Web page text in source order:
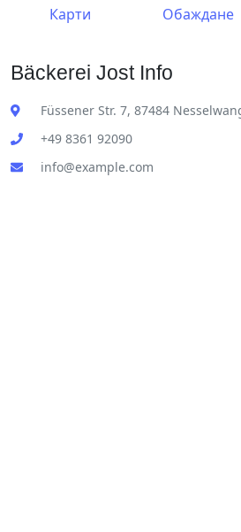
Карти Обаждане
Bäckerei Jost Info
Füssener Str. 7, 87484
+49 8361 92090
info@example.com